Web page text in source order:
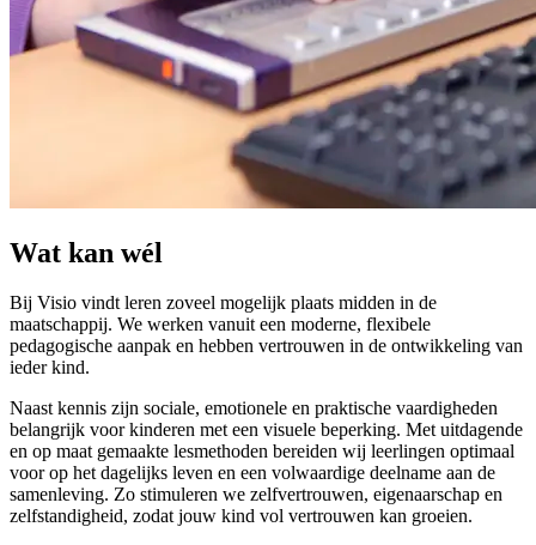
Wat kan wél
Bij Visio vindt leren zoveel mogelijk plaats midden in de
maatschappij. We werken vanuit een moderne, flexibele
pedagogische aanpak en hebben vertrouwen in de ontwikkeling van
ieder kind.
Naast kennis zijn sociale, emotionele en praktische vaardigheden
belangrijk voor kinderen met een visuele beperking. Met uitdagende
en op maat gemaakte lesmethoden bereiden wij leerlingen optimaal
voor op het dagelijks leven en een volwaardige deelname aan de
samenleving. Zo stimuleren we zelfvertrouwen, eigenaarschap en
zelfstandigheid, zodat jouw kind vol vertrouwen kan groeien.